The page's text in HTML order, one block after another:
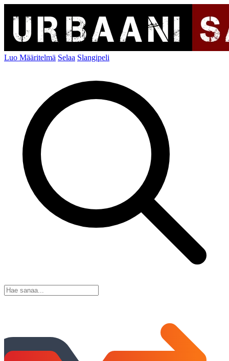
Luo Määritelmä Selaa Slangipeli